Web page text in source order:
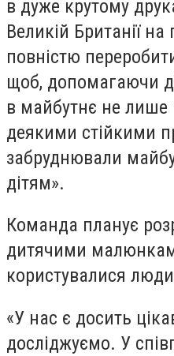
в дуже крутому
Великій Британії
повністю
щоб, допомагаючи
в майбутнє не
деякими стійкими
забруднювали
дітям».
Команда планує
дитячими
користувалися
«У нас є досить
досліджуємо. У